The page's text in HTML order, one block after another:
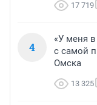
17 719
4
«У меня
с самой
Омска
13 325